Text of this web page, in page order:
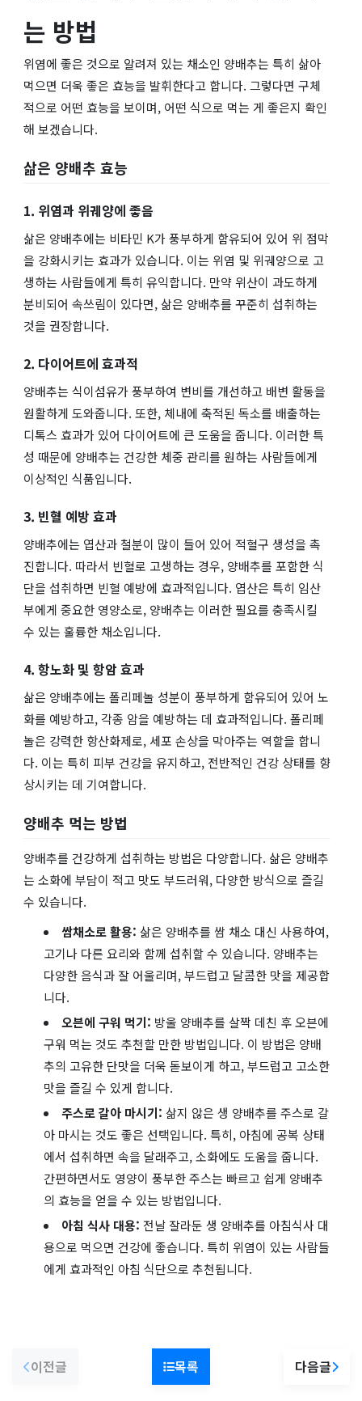
는 방법
위염에 좋은 것으로 알려져 있는 채소인 양배추는 특히 삶아
먹으면 더욱 좋은 효능을 발휘한다고 합니다. 그렇다면 구체
적으로 어떤 효능을 보이며, 어떤 식으로 먹는 게 좋은지 확인
해 보겠습니다.
삶은 양배추 효능
1. 위염과 위궤양에 좋음
삶은 양배추에는 비타민 K가 풍부하게 함유되어 있어 위 점막
을 강화시키는 효과가 있습니다. 이는 위염 및 위궤양으로 고
생하는 사람들에게 특히 유익합니다. 만약 위산이 과도하게
분비되어 속쓰림이 있다면, 삶은 양배추를 꾸준히 섭취하는
것을 권장합니다.
2. 다이어트에 효과적
양배추는 식이섬유가 풍부하여 변비를 개선하고 배변 활동을
원활하게 도와줍니다. 또한, 체내에 축적된 독소를 배출하는
디톡스 효과가 있어 다이어트에 큰 도움을 줍니다. 이러한 특
성 때문에 양배추는 건강한 체중 관리를 원하는 사람들에게
이상적인 식품입니다.
3. 빈혈 예방 효과
양배추에는 엽산과 철분이 많이 들어 있어 적혈구 생성을 촉
진합니다. 따라서 빈혈로 고생하는 경우, 양배추를 포함한 식
단을 섭취하면 빈혈 예방에 효과적입니다. 엽산은 특히 임산
부에게 중요한 영양소로, 양배추는 이러한 필요를 충족시킬
수 있는 훌륭한 채소입니다.
4. 항노화 및 항암 효과
삶은 양배추에는 폴리페놀 성분이 풍부하게 함유되어 있어 노
화를 예방하고, 각종 암을 예방하는 데 효과적입니다. 폴리페
놀은 강력한 항산화제로, 세포 손상을 막아주는 역할을 합니
다. 이는 특히 피부 건강을 유지하고, 전반적인 건강 상태를 향
상시키는 데 기여합니다.
양배추 먹는 방법
양배추를 건강하게 섭취하는 방법은 다양합니다. 삶은 양배추
는 소화에 부담이 적고 맛도 부드러워, 다양한 방식으로 즐길
수 있습니다.
쌈채소로 활용: 삶은 양배추를 쌈 채소 대신 사용하여,
고기나 다른 요리와 함께 섭취할 수 있습니다. 양배추는
다양한 음식과 잘 어울리며, 부드럽고 달콤한 맛을 제공합
니다.
오븐에 구워 먹기: 방울 양배추를 살짝 데친 후 오븐에
구워 먹는 것도 추천할 만한 방법입니다. 이 방법은 양배
추의 고유한 단맛을 더욱 돋보이게 하고, 부드럽고 고소한
맛을 즐길 수 있게 합니다.
주스로 갈아 마시기: 삶지 않은 생 양배추를 주스로 갈
아 마시는 것도 좋은 선택입니다. 특히, 아침에 공복 상태
에서 섭취하면 속을 달래주고, 소화에도 도움을 줍니다.
간편하면서도 영양이 풍부한 주스는 빠르고 쉽게 양배추
의 효능을 얻을 수 있는 방법입니다.
아침 식사 대용: 전날 잘라둔 생 양배추를 아침식사 대
용으로 먹으면 건강에 좋습니다. 특히 위염이 있는 사람들
에게 효과적인 아침 식단으로 추천됩니다.
이전글 목록 다음글